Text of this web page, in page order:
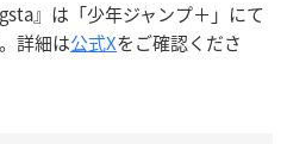
』は「少年ジャンプ＋」にて
詳細は公式Xをご確認くださ